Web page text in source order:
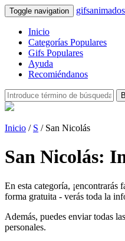
Toggle navigation
Inicio
Categorías Populares
Gifs Populares
Ayuda
Recomiéndanos
Inicio / S / San Nicolás
San Nicolás:
En esta categoría,
forma gratuita - verás toda la
Además, puedes enviar todas
personales.